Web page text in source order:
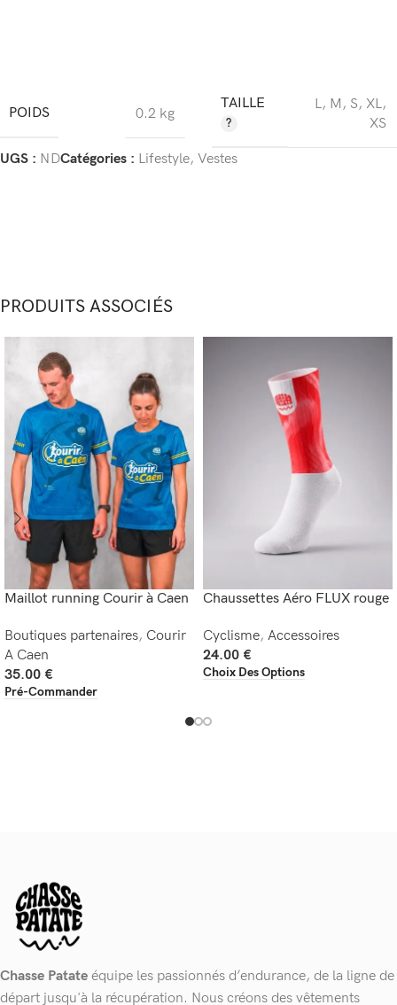
POIDS 0.2 kg
TAILLE L, M , S, XL,
XS
UGS : NDCatégories : Lifestyle, Vestes
PRODUITS ASSOCIÉS
Maillot running Courir à Caen
Boutiques partenaires, Courir
A Caen
35.00 €
Pré-Commander
Chaussettes Aéro FLUX rouge
Cyclisme, Accessoires
24.00 €
Choix Des Options
Chasse Patate équipe les passionnés d’endurance, de la ligne de
départ jusqu'à la récupération. Nous créons des vêtements